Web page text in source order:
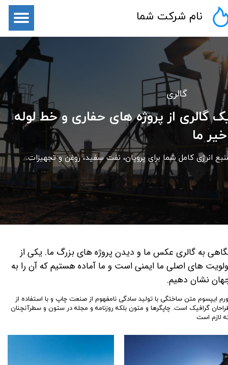
نام شرکت شما
گالری
گالری از پروژه های حفاری و خط لوله
ما
انرژی کامل شما برای پروپان، نفت سفید، روغن و تجهیزات.
به گالری عکس ما و دیدن پروژه های بزرگ ما. یکی از
های اصلی ما ایمنی است و ما آماده هستیم که آن را به
نشان دهیم.
ایپسوم متن ساختگی با تولید سادگی نامفهوم از صنعت چاپ و با استفاده از
گرافیک است. چاپگرها و متون بلکه روزنامه و مجله در ستون و سطرآنچنان
لازم است